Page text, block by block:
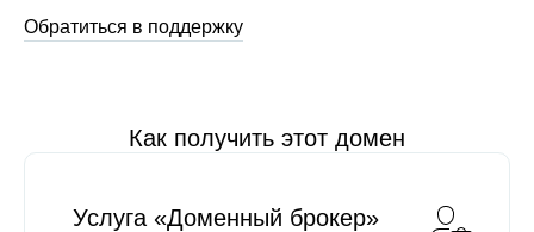
Обратиться в поддержку
Как получить этот домен
Услуга «Доменный брокер»